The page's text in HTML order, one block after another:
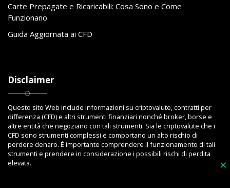
×
Carte Prepagate e Ricaricabili: Cosa Sono e Come
Funzionano
Guida Aggiornata ai CFD
Disclaimer
Questo sito Web include informazioni su criptovalute, contratti per
differenza (CFD) e altri strumenti finanziari nonché broker, borse e
altre entità che negoziano con tali strumenti. Sia le criptovalute che i
CFD sono strumenti complessi e comportano un alto rischio di
perdere denaro. È importante comprendere il funzionamento di tali
strumenti e prendere in considerazione i possibili rischi di perdita
elevata.